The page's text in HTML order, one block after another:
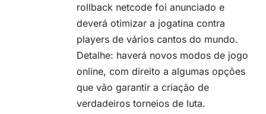
rollback netcode foi anunciado e
deverá otimizar a jogatina contra
players de vários cantos do mundo.
Detalhe: haverá novos modos de jogo
online, com direito a algumas opções
que vão garantir a criação de
verdadeiros torneios de luta.